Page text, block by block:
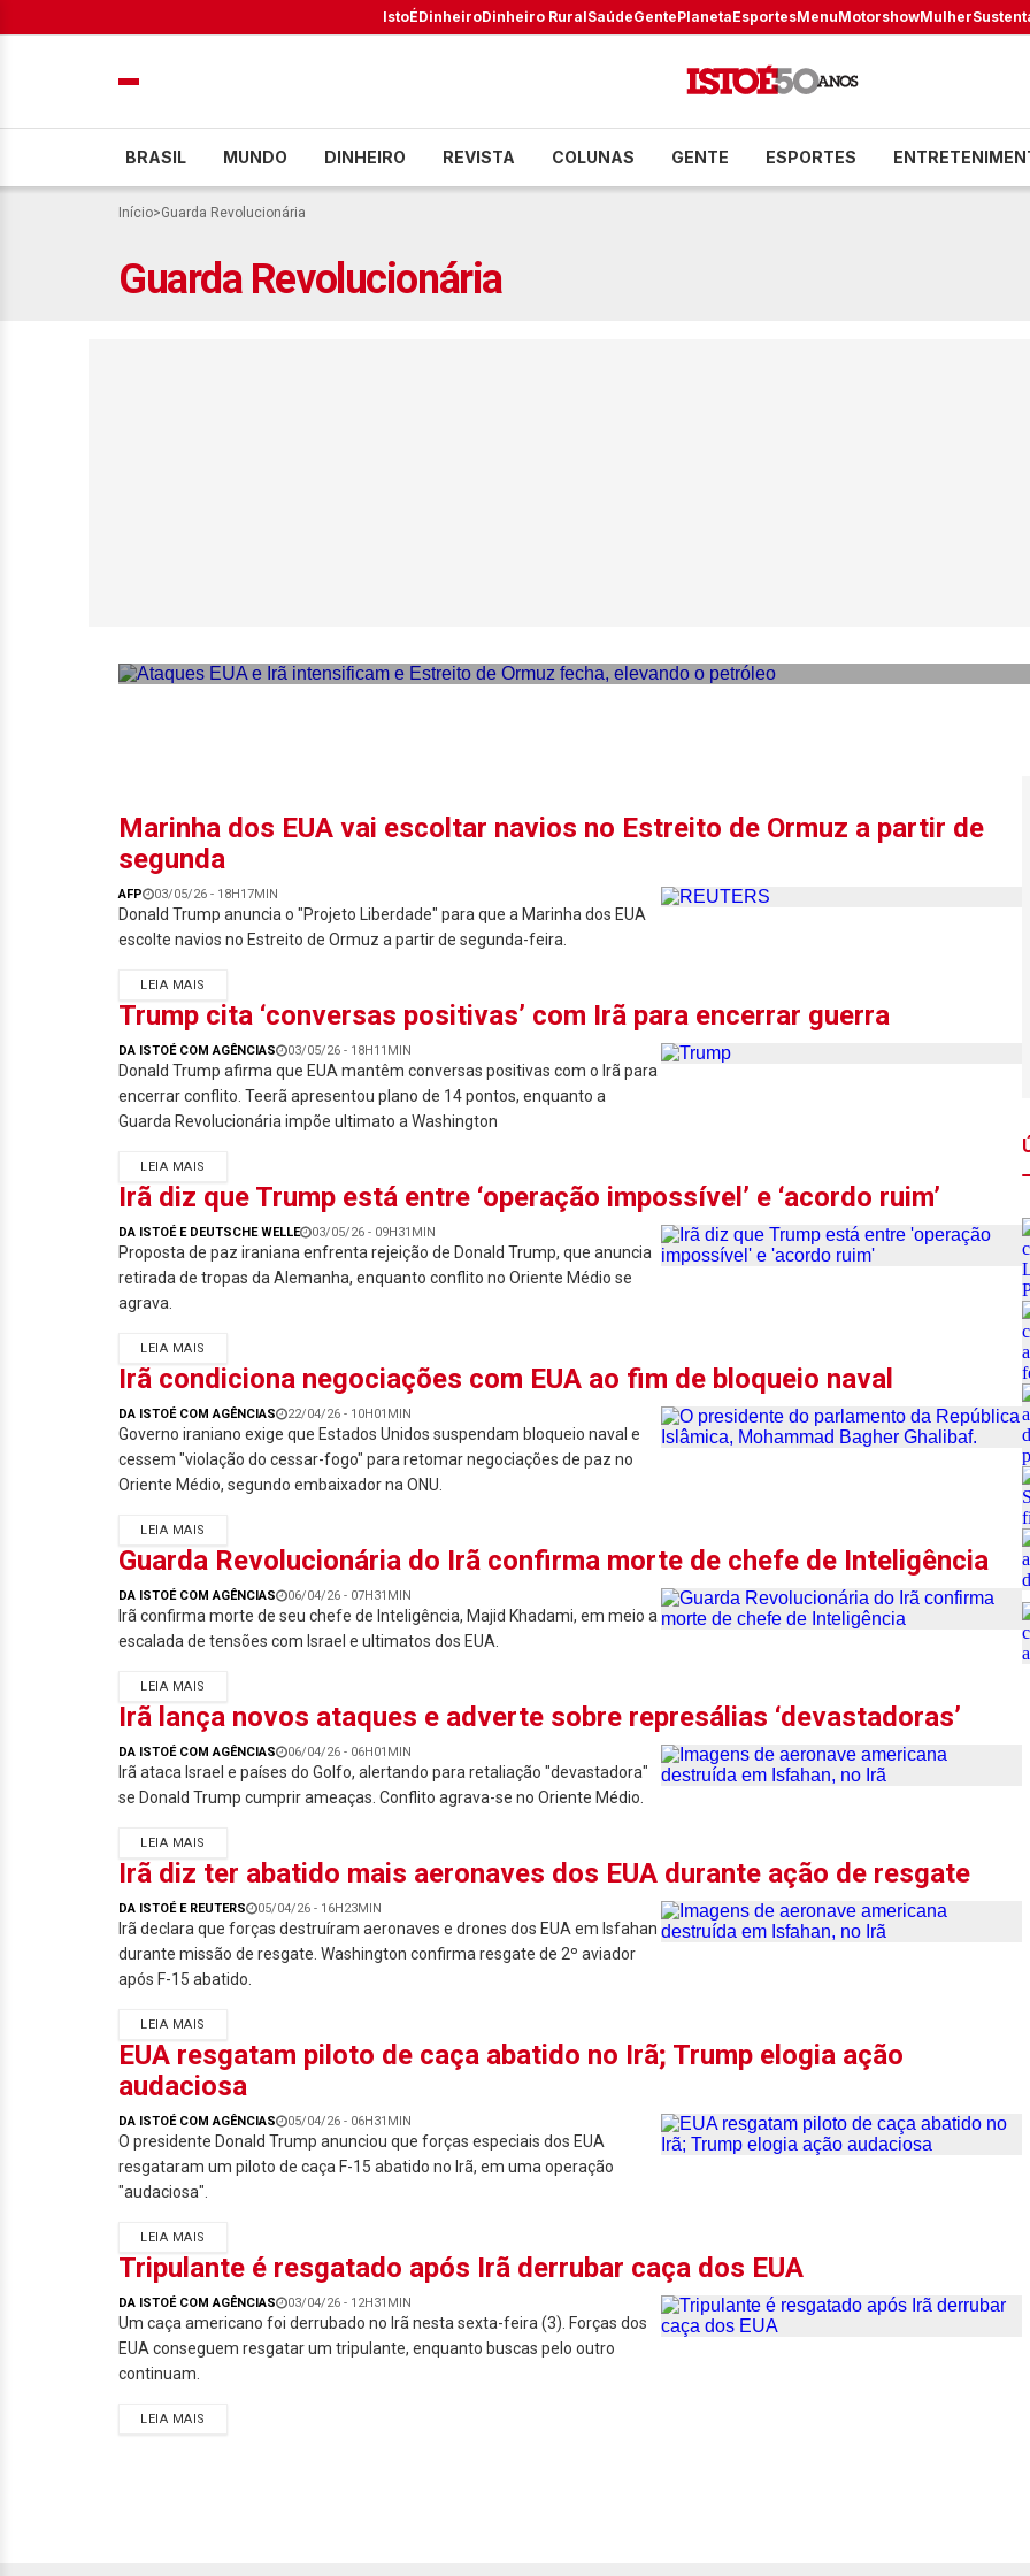
IstoÉDinheiroDinheiro RuralSaúdeGentePlanetaEsportesMenuMotorshowMulher
BRASIL MUNDO DINHEIRO REVISTA COLUNAS GENTE ESPORTES
Início>Guarda Revolucionária
Guarda Revolucionária
Marinha dos EUA vai escoltar navios no Estreito de Ormuz a partir de
segunda
AFP 03/05/26 - 18H17MIN
Donald Trump anuncia o "Projeto Liberdade" para que a Marinha dos EUA
escolte navios no Estreito de Ormuz a partir de segunda-feira.
LEIA MAIS
Trump cita ‘conversas positivas’ com Irã para encerrar guerra
DA ISTOÉ COM AGÊNCIAS 03/05/26 - 18H11MIN
Donald Trump afirma que EUA mantêm conversas positivas com o Irã para
encerrar conflito. Teerã apresentou plano de 14 pontos, enquanto a
Guarda Revolucionária impõe ultimato a Washington
LEIA MAIS
Irã diz que Trump está entre ‘operação impossível’ e ‘acordo ruim’
DA ISTOÉ E DEUTSCHE WELLE 03/05/26 - 09H31MIN
Proposta de paz iraniana enfrenta rejeição de Donald Trump, que anuncia
retirada de tropas da Alemanha, enquanto conflito no Oriente Médio se
agrava.
LEIA MAIS
Irã condiciona negociações com EUA ao fim de bloqueio naval
DA ISTOÉ COM AGÊNCIAS 22/04/26 - 10H01MIN
Governo iraniano exige que Estados Unidos suspendam bloqueio naval e
cessem "violação do cessar-fogo" para retomar negociações de paz no
Oriente Médio, segundo embaixador na ONU.
LEIA MAIS
Guarda Revolucionária do Irã confirma morte de chefe de Inteligência
DA ISTOÉ COM AGÊNCIAS 06/04/26 - 07H31MIN
Irã confirma morte de seu chefe de Inteligência, Majid Khadami, em meio a
escalada de tensões com Israel e ultimatos dos EUA.
LEIA MAIS
Irã lança novos ataques e adverte sobre represálias ‘devastadoras’
DA ISTOÉ COM AGÊNCIAS 06/04/26 - 06H01MIN
Irã ataca Israel e países do Golfo, alertando para retaliação "devastadora"
se Donald Trump cumprir ameaças. Conflito agrava-se no Oriente Médio.
LEIA MAIS
Irã diz ter abatido mais aeronaves dos EUA durante ação de resgate
DA ISTOÉ E REUTERS 05/04/26 - 16H23MIN
Irã declara que forças destruíram aeronaves e drones dos EUA em Isfahan
durante missão de resgate. Washington confirma resgate de 2º aviador
após F-15 abatido.
LEIA MAIS
EUA resgatam piloto de caça abatido no Irã; Trump elogia ação
audaciosa
DA ISTOÉ COM AGÊNCIAS 05/04/26 - 06H31MIN
O presidente Donald Trump anunciou que forças especiais dos EUA
resgataram um piloto de caça F-15 abatido no Irã, em uma operação
"audaciosa".
LEIA MAIS
Tripulante é resgatado após Irã derrubar caça dos EUA
DA ISTOÉ COM AGÊNCIAS 03/04/26 - 12H31MIN
Um caça americano foi derrubado no Irã nesta sexta-feira (3). Forças dos
EUA conseguem resgatar um tripulante, enquanto buscas pelo outro
continuam.
LEIA MAIS